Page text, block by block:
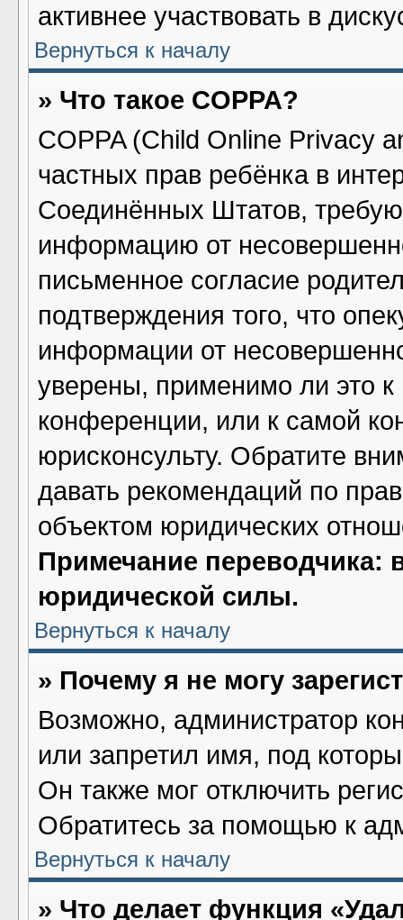
активнее участвовать в
Вернуться к началу
» Что такое COPPA?
COPPA (Child Online Privacy
частных прав ребёнка в
Соединённых Штатов,
информацию от
письменное согласие
подтверждения того, что
информации от
уверены, применимо ли это
конференции, или к самой
юрисконсульту. Обратите
давать рекомендаций по
объектом юридических
Примечание переводчика:
юридической силы.
Вернуться к началу
» Почему я не могу
Возможно, администратор
или запретил имя, под
Он также мог отключить
Обратитесь за помощью к
Вернуться к началу
» Что делает функция